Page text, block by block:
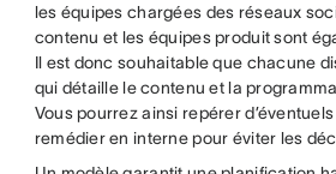
les équipes chargées des réseaux
contenu et les équipes produit sont
Il est donc souhaitable que chacune
qui détaille le contenu et la
Vous pourrez ainsi repérer
remédier en interne pour éviter les